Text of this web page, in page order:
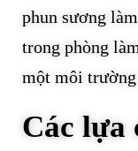
phun sương
trong phòng
một môi
Các lựa